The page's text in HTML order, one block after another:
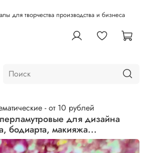
для творчества производства и бизнеса
- от 10 рублей
для дизайна
бодиарта, макияжа...